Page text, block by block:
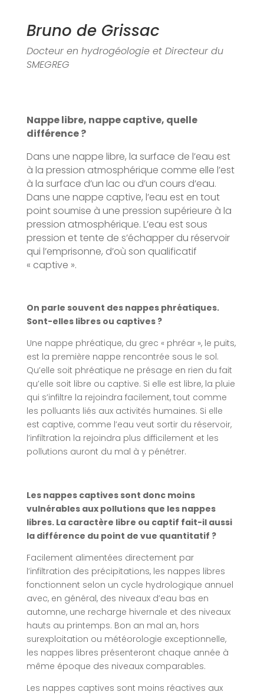
Bruno de Grissac
Docteur en hydrogéologie et Directeur du
SMEGREG
Nappe libre, nappe captive, quelle
différence ?
Dans une nappe libre, la surface de l’eau est
à la pression atmosphérique comme elle l’est
à la surface d’un lac ou d’un cours d’eau.
Dans une nappe captive, l’eau est en tout
point soumise à une pression supérieure à la
pression atmosphérique. L’eau est sous
pression et tente de s’échapper du réservoir
qui l’emprisonne, d’où son qualificatif
« captive ».
On parle souvent des nappes phréatiques.
Sont-elles libres ou captives ?
Une nappe phréatique, du grec « phréar », le puits,
est la première nappe rencontrée sous le sol.
Qu’elle soit phréatique ne présage en rien du fait
qu’elle soit libre ou captive. Si elle est libre, la pluie
qui s’infiltre la rejoindra facilement, tout comme
les polluants liés aux activités humaines. Si elle
est captive, comme l’eau veut sortir du réservoir,
l’infiltration la rejoindra plus difficilement et les
pollutions auront du mal à y pénétrer.
Les nappes captives sont donc moins
vulnérables aux pollutions que les nappes
libres. La caractère libre ou captif fait-il aussi
la différence du point de vue quantitatif ?
Facilement alimentées directement par
l’infiltration des précipitations, les nappes libres
fonctionnent selon un cycle hydrologique annuel
avec, en général, des niveaux d’eau bas en
automne, une recharge hivernale et des niveaux
hauts au printemps. Bon an mal an, hors
surexploitation ou météorologie exceptionnelle,
les nappes libres présenteront chaque année à
même époque des niveaux comparables.
Les nappes captives sont moins réactives aux